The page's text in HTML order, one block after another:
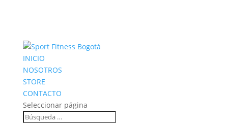
INICIO
NOSOTROS
STORE
CONTACTO
Seleccionar página